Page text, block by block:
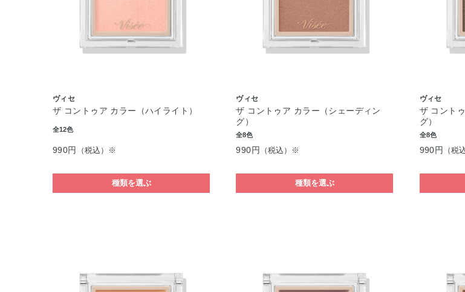
ヴィセ
ザ コントゥア カラー（ハイライト）
全12色
990円 （税込）※
種類を選ぶ
ヴィセ
ザ コントゥア カラー（シェーディン
グ）
全8色
990円 （税込）※
種類を選ぶ
ヴィセ
ザ コント
グ）
全8色
990円 （税